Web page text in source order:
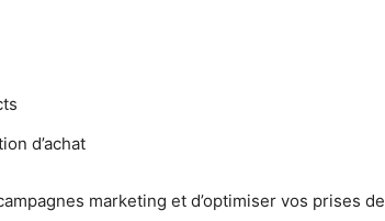
d’achat
marketing et d’optimiser vos prises de